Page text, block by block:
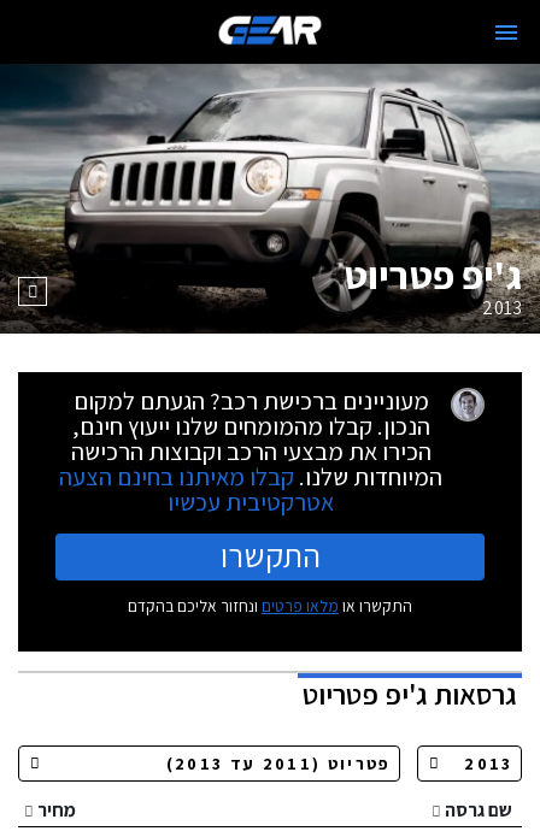
ג'יפ פטריוט
2013
מעוניינים ברכישת רכב? הגעתם למקום
הנכון. קבלו מהמומחים שלנו ייעוץ חינם,
הכירו את מבצעי הרכב וקבוצות הרכישה
המיוחדות שלנו. קבלו מאיתנו בחינם הצעה
אטרקטיבית עכשיו
התקשרו
התקשרו או מלאו פרטים ונחזור אליכם בהקדם
גרסאותג'יפ פטריוט
שם גרסה
מחיר